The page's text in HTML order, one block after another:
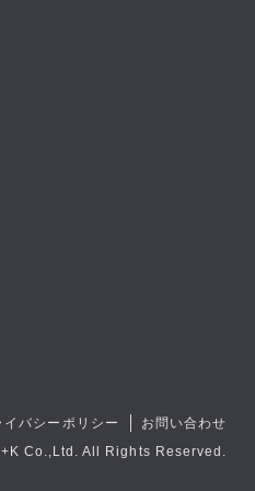
イバシーポリシー
お問い合わせ
Co.,Ltd. All Rights Reserved.